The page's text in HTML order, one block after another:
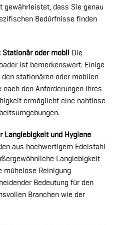
gewährleistet, dass Sie genau
Bedürfnisse finden
oder mobil Die
ist bemerkenswert. Einige
stationären oder mobilen
den Anforderungen Ihres
ermöglicht eine nahtlose
Langlebigkeit und Hygiene
aus hochwertigem Edelstahl
Langlebigkeit
mühelose Reinigung
Bedeutung für den
Branchen wie der